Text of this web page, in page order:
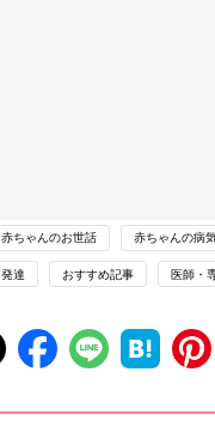
赤ちゃんのお世話 赤ちゃんの病
発達 おすすめ記事 医師・